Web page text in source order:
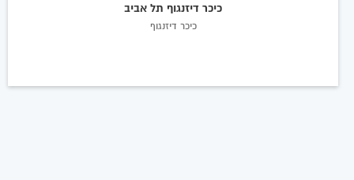
כיכר דיזנגוף תל אביב
כיכר דיזנגוף